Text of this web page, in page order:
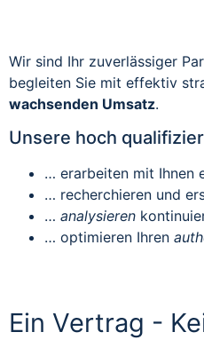
Wir sind Ihr zuverlässiger
begleiten Sie mit effektiv
wachsenden Umsatz.
Unsere hoch
… erarbeiten mit Ihnen
… recherchieren und
… analysieren
… optimieren Ihren
Ein Vertrag -